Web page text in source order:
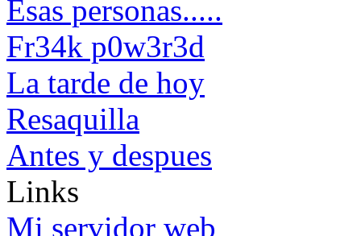
Esas personas.....
Fr34k p0w3r3d
La tarde de hoy
Resaquilla
Antes y despues
Links
Mi servidor web